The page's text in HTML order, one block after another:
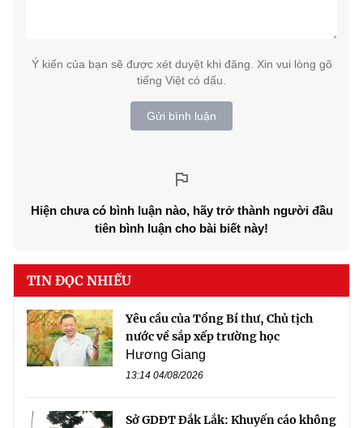
Ý kiến của bạn sẽ được xét duyệt khi đăng. Xin vui lòng gõ
tiếng Việt có dấu.
Gửi bình luận
Hiện chưa có bình luận nào, hãy trở thành người đầu
tiên bình luận cho bài biết này!
TIN ĐỌC NHIỀU
Yêu cầu của Tổng Bí thư, Chủ tịch
nước về sắp xếp trường học
Hương Giang
13:14 04/08/2026
Sở GDĐT Đắk Lắk: Khuyến cáo không